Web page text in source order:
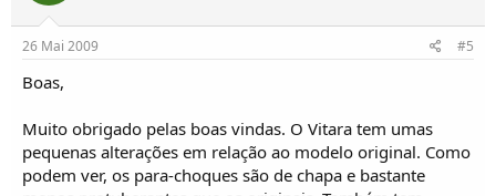
26 Mai 2009 #5
Boas,
Muito obrigado pelas boas vindas. O Vitara tem umas
pequenas alterações em relação ao modelo original. Como
podem ver, os para-choques são de chapa e bastante